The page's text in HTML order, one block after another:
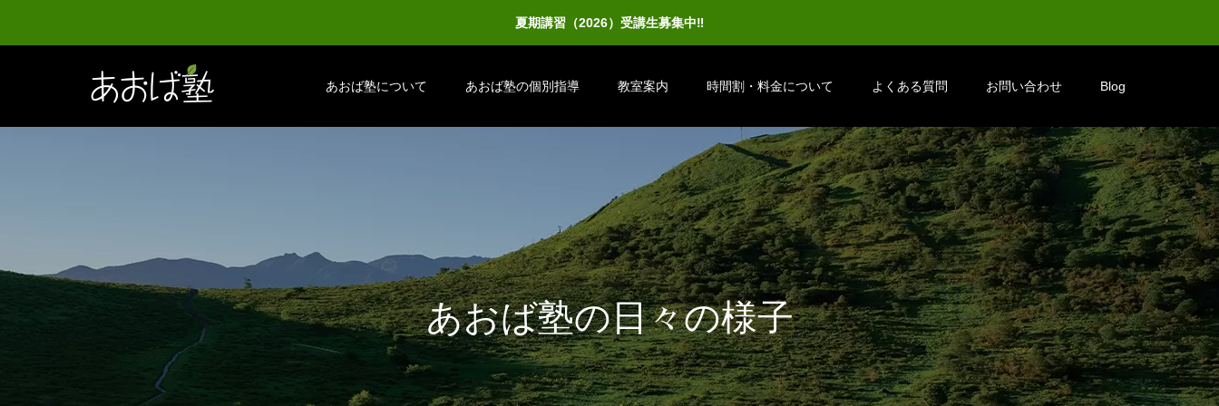
夏期講習（2026）受講生募集中‼
あおば塾について あおば塾の個別指導 教室案内 時間割・料金について よくある質問 お問い合わせ Blog
あおば塾の日々の様子